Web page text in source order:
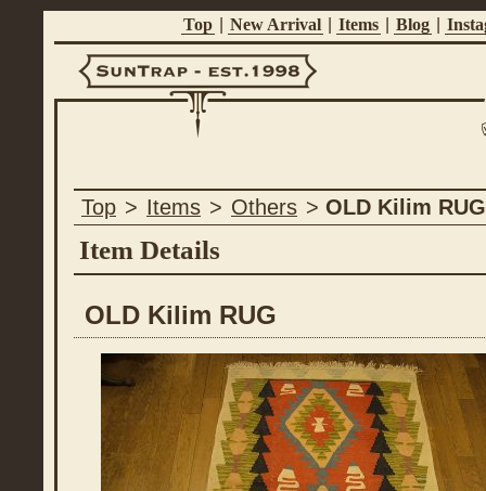
Top New Arrival Items Blog
Est.1998
Top > Items > Others > OLD Kilim RUG
Item Details
OLD Kilim RUG